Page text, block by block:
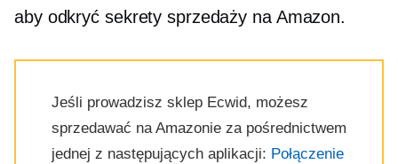
aby odkryć sekrety sprzedaży na Amazon.
Jeśli prowadzisz sklep Ecwid, możesz
sprzedawać na Amazonie za pośrednictwem
jednej z następujących aplikacji: Połączenie